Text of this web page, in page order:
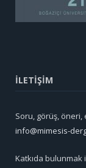
İLETİŞİM
Soru, görüş, öneri,
info@mimesis-
Katkıda